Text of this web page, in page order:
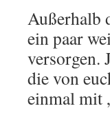
Außerhalb
ein paar
versorgen.
die von
einmal mit